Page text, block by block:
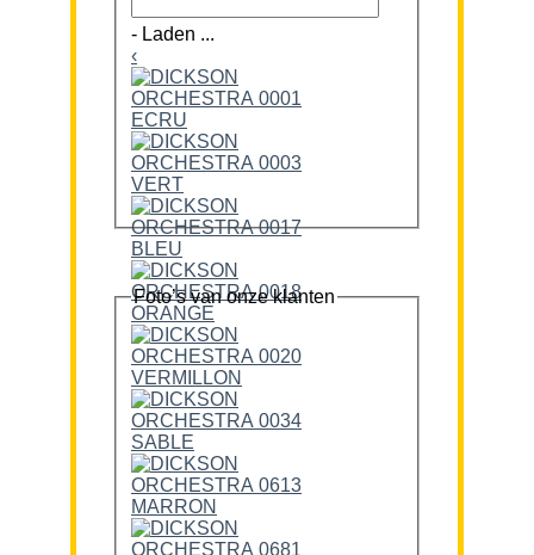
- Laden ...
‹
Foto’s van onze klanten